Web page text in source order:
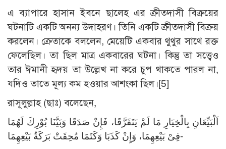
এ ব্যাপারে হাসান ইবনে ছালেহ এর ক্রীতদাসী বিক্রয়ের
ঘটনাটি একটি অনন্য উদাহরণ। তিনি একটি ক্রীতদাসী বিক্রয়
করলেন। ক্রেতাকে বললেন, মেয়েটি একবার থুথুর সাথে রক্ত
ফেলেছিল। তা ছিল মাত্র একবারের ঘটনা। কিন্তু তা সত্ত্বেও
তার ঈমানী হৃদয় তা উল্লেখ না করে চুপ থাকতে পারল না,
যদিও তাতে মূল্য কম হওয়ার আশংকা ছিল।[5]
রাসূলুল্লাহ (ছাঃ) বলেছেন,
اَلْبَيِّعَانِ بِالْخِيَارِ مَا لَمْ يَتَفَرَّقَا، فَإِنْ صَدَقَا وَبَيَّنَا بُوْرِكَ لَهُمَا
فِىْ بَيْعِهِمَا، وَإِنْ كَذَبَا وَكَتَمَا مُحِقَتْ بَرَكَةُ بَيْعِهِمَا-